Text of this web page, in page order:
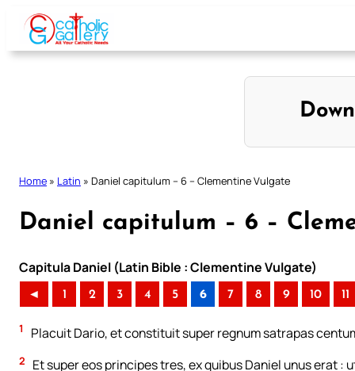
Skip
content
Home » Latin » Daniel capitulum – 6 – Clementine Vulgate
Daniel capitulum – 6 –
Capitula Daniel (Latin Bible : Clementine Vulgate)
◄ 1 2 3 4 5 6 7 8 9 10 11
1 Placuit Dario, et constituit super regnum satrapas
2
Et super eos principes tres, ex quibus Daniel unus erat